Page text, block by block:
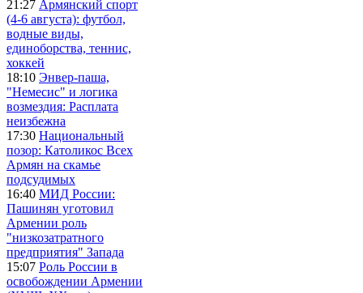
21:27 Армянский спорт
(4-6 августа): футбол,
водные виды,
единоборства, теннис,
хоккей
18:10 Энвер-паша,
"Немесис" и логика
возмездия: Расплата
неизбежна
17:30 Национальный
позор: Католикос Всех
Армян на скамье
подсудимых
16:40 МИД России:
Пашинян уготовил
Армении роль
"низкозатратного
предприятия" Запада
15:07 Роль России в
освобождении Армении